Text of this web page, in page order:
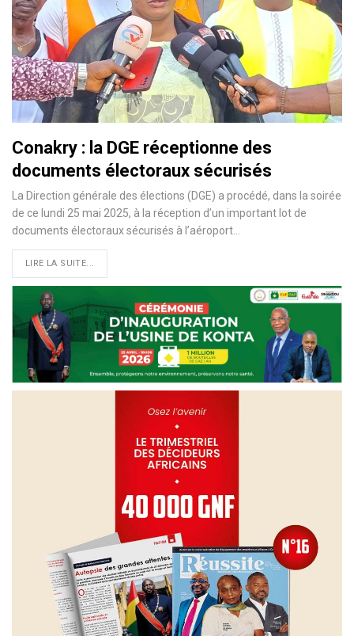
Conakry : la DGE réceptionne des
documents électoraux sécurisés
La Direction générale des élections (DGE) a procédé, dans la soirée
de ce lundi 25 mai 2025, à la réception d’un important lot de
documents électoraux sécurisés à l’aéroport…
LIRE LA SUITE...